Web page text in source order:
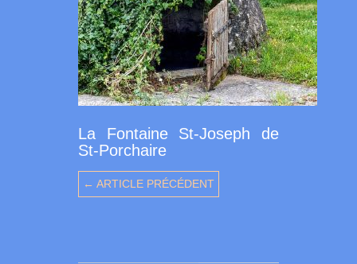
La Fontaine St-Joseph de
St-Porchaire
← ARTICLE PRÉCÉDENT